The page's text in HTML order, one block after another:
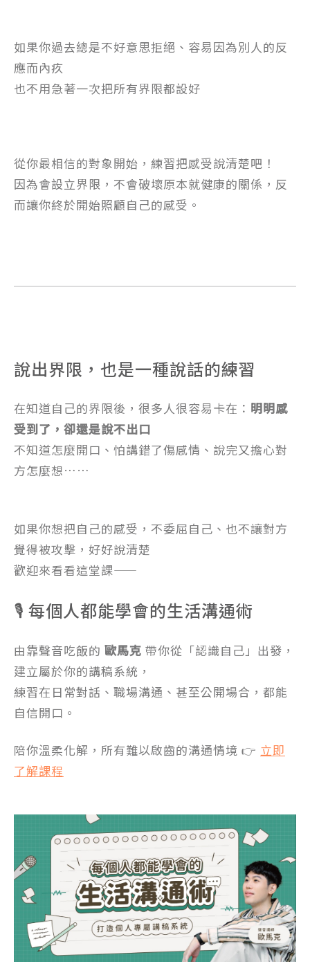
如果你過去總是不好意思拒絕、容易因為別人的反
應而內疚
也不用急著一次把所有界限都設好
從你最相信的對象開始，練習把感受說清楚吧！
因為會設立界限，不會破壞原本就健康的關係，反
而讓你終於開始照顧自己的感受。
說出界限，也是一種說話的練習
在知道自己的界限後，很多人很容易卡在： 明明感
受到了，卻還是說不出口
不知道怎麼開口、怕講錯了傷感情、說完又擔心對
方怎麼想……
如果你想把自己的感受，不委屈自己、也不讓對方
覺得被攻擊，好好說清楚
歡迎來看看這堂課——
🎙 每個人都能學會的生活溝通術
由靠聲音吃飯的 歐馬克 帶你從「認識自己」出發，
建立屬於你的講稿系統，
練習在日常對話、職場溝通、甚至公開場合，都能
自信開口。
陪你溫柔化解，所有難以啟齒的溝通情境 👉 立即
了解課程